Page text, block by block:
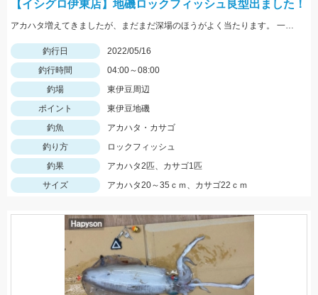
【イシグロ伊東店】地磯ロックフィッシュ良型出ました！
アカハタ増えてきましたが、まだまだ深場のほうがよく当たります。 一誠ジャコバグ3.2インチのテキサスリグでヒット。
釣行日
2022/05/16
釣行時間
04:00～08:00
釣場
東伊豆周辺
ポイント
東伊豆地磯
釣魚
アカハタ・カサゴ
釣り方
ロックフィッシュ
釣果
アカハタ2匹、カサゴ1匹
サイズ
アカハタ20～35ｃｍ、カサゴ22ｃｍ